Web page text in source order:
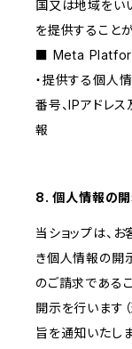
国又は地域をい
を提供すること
■ Meta
・提供する個人
番号、IPアドレ
報
8. 個人情報の
当ショップは、
き個人情報の開
のご請求である
開示を行います
旨を通知いたし